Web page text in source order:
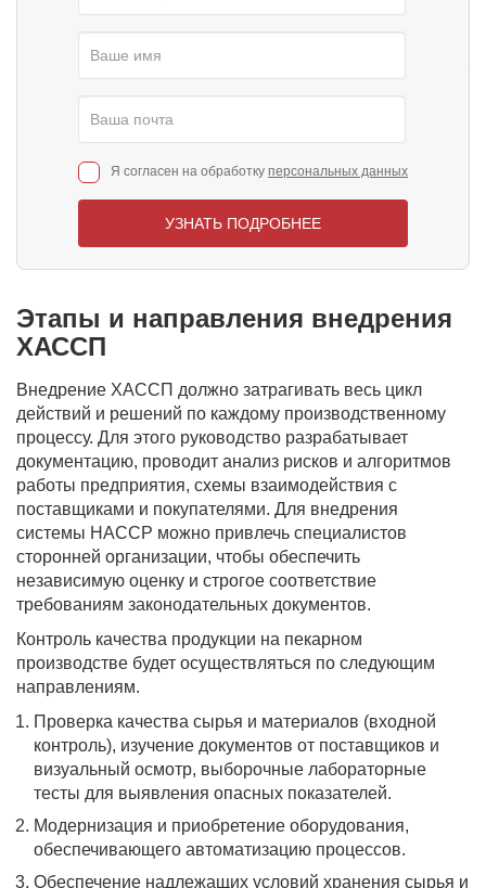
Я согласен на обработку персональных данных
УЗНАТЬ ПОДРОБНЕЕ
Этапы и направления внедрения
ХАССП
Внедрение ХАССП должно затрагивать весь цикл
действий и решений по каждому производственному
процессу. Для этого руководство разрабатывает
документацию, проводит анализ рисков и алгоритмов
работы предприятия, схемы взаимодействия с
поставщиками и покупателями. Для внедрения
системы HACCP можно привлечь специалистов
сторонней организации, чтобы обеспечить
независимую оценку и строгое соответствие
требованиям законодательных документов.
Контроль качества продукции на пекарном
производстве будет осуществляться по следующим
направлениям.
Проверка качества сырья и материалов (входной
контроль), изучение документов от поставщиков и
визуальный осмотр, выборочные лабораторные
тесты для выявления опасных показателей.
Модернизация и приобретение оборудования,
обеспечивающего автоматизацию процессов.
Обеспечение надлежащих условий хранения сырья и